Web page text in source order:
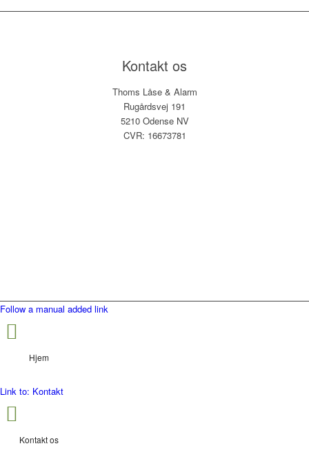
Kontakt os
Thoms Låse & Alarm
Rugårdsvej 191
5210 Odense NV
CVR: 16673781
Follow a manual added link
Hjem
Link to: Kontakt
Kontakt os